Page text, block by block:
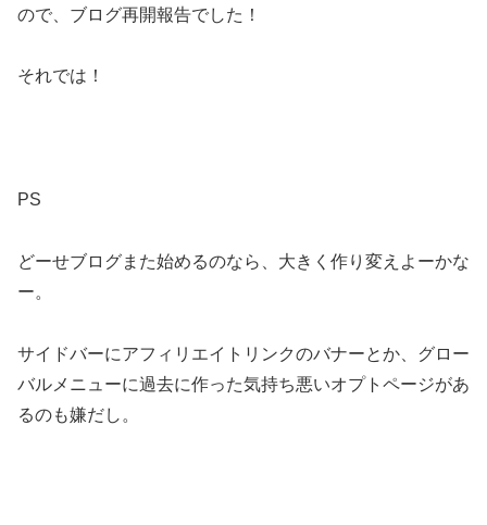
ので、ブログ再開報告でした！
それでは！
PS
どーせブログまた始めるのなら、大きく作り変えよーかな
ー。
サイドバーにアフィリエイトリンクのバナーとか、グロー
バルメニューに過去に作った気持ち悪いオプトページがあ
るのも嫌だし。